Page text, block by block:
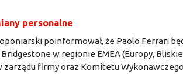
personalne
poinformował, że Paolo Ferrari
w regionie EMEA (Europy,
zarządu firmy oraz Komitetu